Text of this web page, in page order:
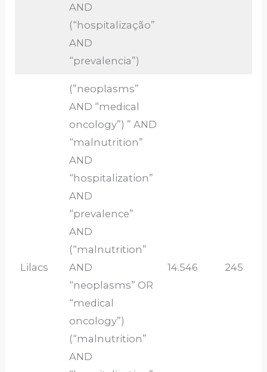
AND
(“hospitalização”
AND
“prevalencia”)
Lilacs
(”neoplasms”
AND “medical
oncology”) ” AND
“malnutrition”
AND
“hospitalization”
AND
“prevalence”
AND
(“malnutrition”
AND
“neoplasms” OR
“medical
oncology”)
(“malnutrition”
AND
14.546 245